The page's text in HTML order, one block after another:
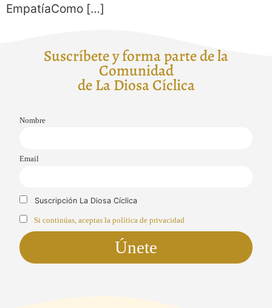
EmpatíaComo […]
Suscríbete y forma parte de la
Comunidad
de La Diosa Cíclica
Nombre
Email
Suscripción La Diosa Cíclica
Si continúas, aceptas la política de privacidad